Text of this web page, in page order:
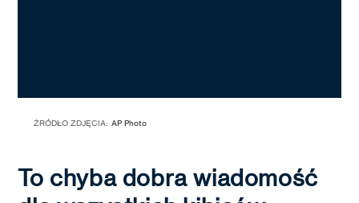
ŹRÓDŁO ZDJĘCIA: AP Photo
To chyba dobra wiadomość